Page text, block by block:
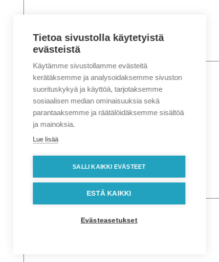
Nimi*
Etunimi
Sukunimi
Sähköposti*
Puhelin*
Osoitetiedot
Lähiosoite
Postinumero
Tietoa sivustolla käytetyistä
evästeistä
Käytämme sivustollamme evästeitä
kerätäksemme ja analysoidaksemme sivuston
suorituskykyä ja käyttöä, tarjotaksemme
sosiaalisen median ominaisuuksia sekä
parantaaksemme ja räätälöidäksemme sisältöä
ja mainoksia.
Lue lisää
SALLI KAIKKI EVÄSTEET
ESTÄ KAIKKI
Evästeasetukset